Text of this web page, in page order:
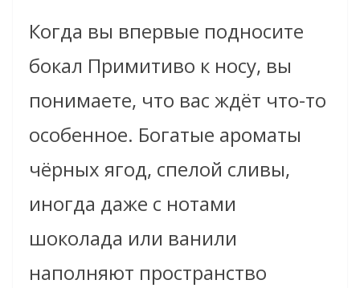
Когда вы впервые подносите
бокал Примитиво к носу, вы
понимаете, что вас ждёт что-то
особенное. Богатые ароматы
чёрных ягод, спелой сливы,
иногда даже с нотами
шоколада или ванили
наполняют пространство